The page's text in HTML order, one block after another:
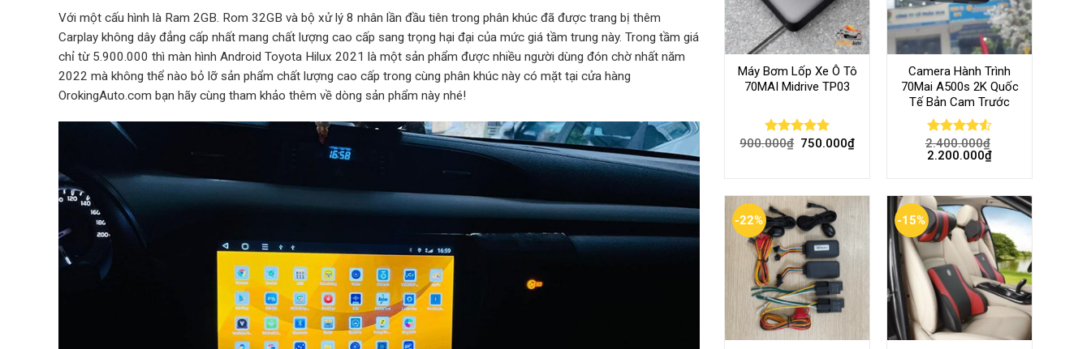
Với một cấu hình là Ram 2GB. Rom 32GB và bộ xử lý 8 nhân lần đầu tiên trong phân khúc đã được trang bị thêm
Carplay không dây đẳng cấp nhất mang chất lượng cao cấp sang trọng hại đại của mức giá tầm trung này. Trong tầm giá
chỉ từ 5.900.000 thì màn hình Android Toyota Hilux 2021 là một sản phẩm được nhiều người dùng đón chờ nhất năm
2022 mà không thể nào bỏ lỡ sản phẩm chất lượng cao cấp trong cùng phân khúc này có mặt tại cửa hàng
OrokingAuto.com bạn hãy cùng tham khảo thêm về dòng sản phẩm này nhé!
Máy Bơm Lốp Xe Ô Tô
70MAI Midrive TP03
Rated 5.00
900.000₫ 750.000₫
Camera Hành Trình
70Mai A500s 2K Quốc
Tế Bản Cam Trước
Rated4.56
out of 5
2.400.000₫
2.200.000₫
-22% -15%